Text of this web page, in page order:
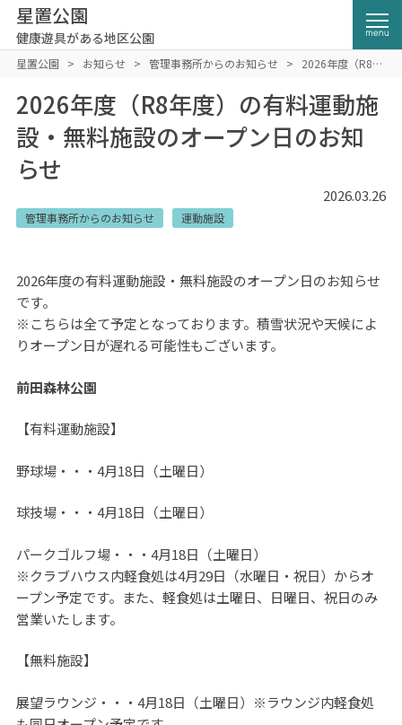
星置公園
健康遊具がある地区公園
星置公園 > お知らせ > 管理事務所からのお知らせ >
2026年度（R8年
2026年度（R8年度）の有料運動施
設・無料施設のオープン日のお知
らせ
2026.03.26
管理事務所からのお知らせ 運動施設
2026年度の有料運動施設・無料施設のオープン日のお知らせ
です。
※こちらは全て予定となっております。積雪状況や天候によ
りオープン日が遅れる可能性もございます。
前田森林公園
【有料運動施設】
野球場・・・4月18日（土曜日）
球技場・・・4月18日（土曜日）
パークゴルフ場・・・4月18日（土曜日）
※クラブハウス内軽食処は4月29日（水曜日・祝日）からオ
ープン予定です。また、軽食処は土曜日、日曜日、祝日のみ
営業いたします。
【無料施設】
展望ラウンジ・・・4月18日（土曜日）※ラウンジ内軽食処